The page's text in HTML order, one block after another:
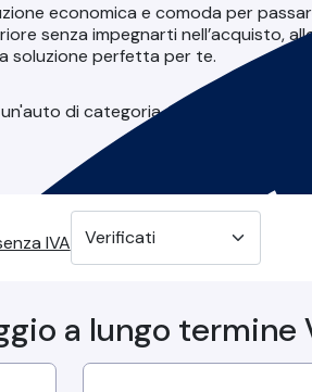
economica e comoda per
senza impegnarti nell’acquisto,
soluzione perfetta per te.
di categoria superiore senza
IVA
a lungo termine